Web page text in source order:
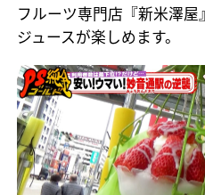
フルーツ専門店『新米澤
ジュースが楽しめます。